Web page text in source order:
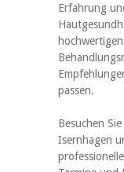
Erfahrung
passen.
Besuchen
Isernhagen